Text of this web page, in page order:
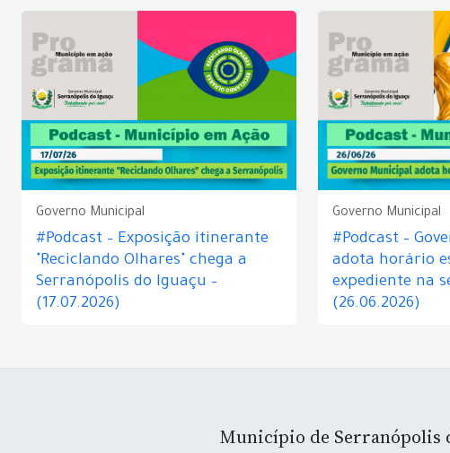
Governo Municipal
#Podcast – Exposição itinerante
"Reciclando Olhares" chega a
Serranópolis do Iguaçu –
(17.07.2026)
Governo Municipal
#Podcast –
adota horário
expediente na
(26.06.2026)
Município de Serranópolis